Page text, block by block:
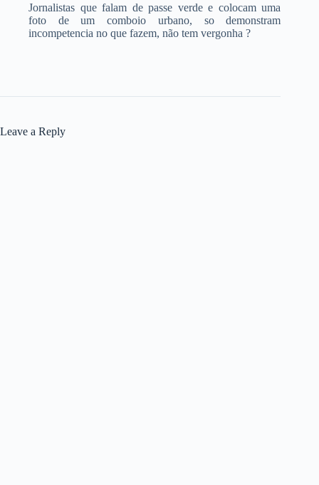
Jornalistas que falam de passe verde e colocam uma
foto de um comboio urbano, so demonstram
incompetencia no que fazem, não tem vergonha ?
Leave a Reply